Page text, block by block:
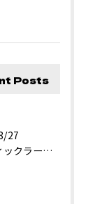
Posts
27
リブ・ティックラー・カリフォルニア・シラーズ